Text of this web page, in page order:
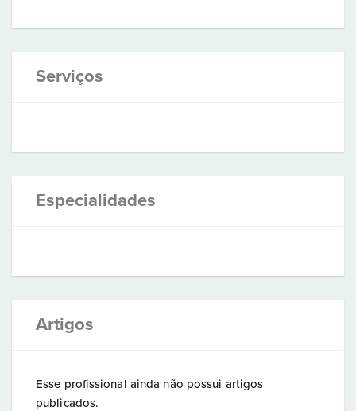
Serviços
Especialidades
Artigos
Esse profissional ainda não possui artigos
publicados.